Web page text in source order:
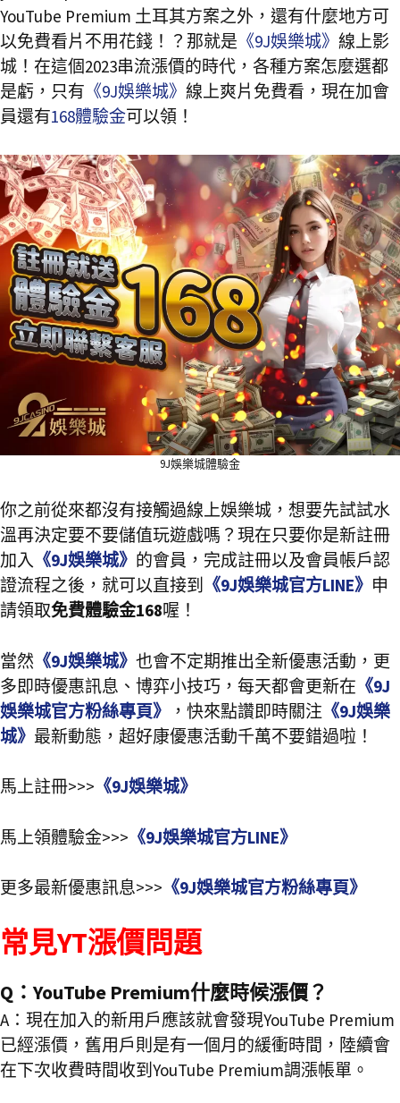
YouTube Premium 土耳其方案之外，還有什麼地方可
以免費看片不用花錢！？那就是 《9J娛樂城》 線上影
城！在這個2023串流漲價的時代，各種方案怎麼選都
是虧，只有 《9J娛樂城》 線上爽片免費看，現在加會
員還有168體驗金可以領！
9J娛樂城體驗金
你之前從來都沒有接觸過線上娛樂城，想要先試試水
溫再決定要不要儲值玩遊戲嗎？現在只要你是新註冊
加入 《9J娛樂城》 的會員，完成註冊以及會員帳戶認
證流程之後，就可以直接到
《9J娛樂城官方LINE》 申
請領取免費體驗金168喔！
當然 《9J娛樂城》 也會不定期推出全新優惠活動，更
多即時優惠訊息、博弈小技巧，每天都會更新在 《9J
娛樂城官方粉絲專頁》
，快來點讚即時關注 《9J娛樂
城》 最新動態，超好康優惠活動千萬不要錯過啦！
馬上註冊>>> 《9J娛樂城》
馬上領體驗金>>> 《9J娛樂城官方LINE》
更多最新優惠訊息>>> 《9J娛樂城官方粉絲專頁》
常見YT漲價問題
Q：YouTube Premium什麼時候漲價？
A：現在加入的新用戶應該就會發現YouTube Premium
已經漲價，舊用戶則是有一個月的緩衝時間，陸續會
在下次收費時間收到YouTube Premium調漲帳單。